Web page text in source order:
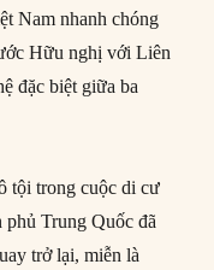
Nam nhanh chóng
Hữu nghị với Liên
đặc biệt giữa ba
tội trong cuộc di cư
Trung Quốc đã
trở lại, miễn là